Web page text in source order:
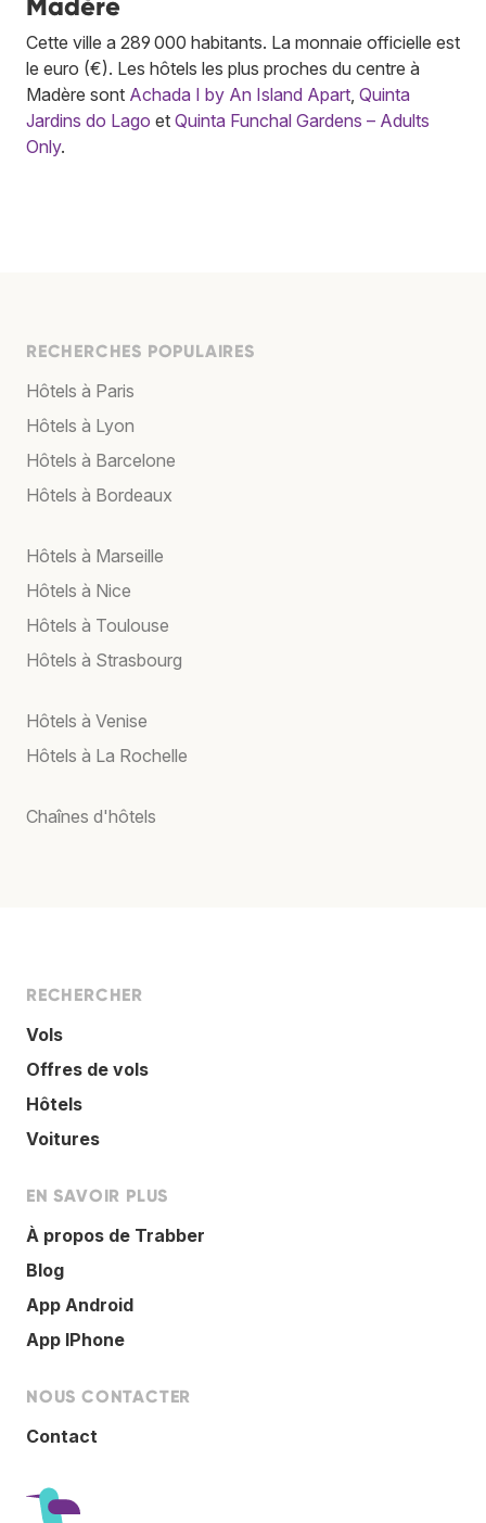
Cette ville a 289 000 habitants. La monnaie officielle est
le euro (€). Les hôtels les plus proches du centre à
Madère sont Achada I by An Island Apart Quinta
Jardins do Lago et Quinta Funchal Gardens – Adults
Only.
RECHERCHES POPULAIRES
Hôtels à Paris
Hôtels à Lyon
Hôtels à Barcelone
Hôtels à Bordeaux
Hôtels à Marseille
Hôtels à Nice
Hôtels à Toulouse
Hôtels à Strasbourg
Hôtels à Venise
Hôtels à La Rochelle
Chaînes d'hôtels
RECHERCHER
Vols
Offres de vols
Hôtels
Voitures
EN SAVOIR PLUS
À propos de Trabber
Blog
App Android
App IPhone
NOUS CONTACTER
Contact